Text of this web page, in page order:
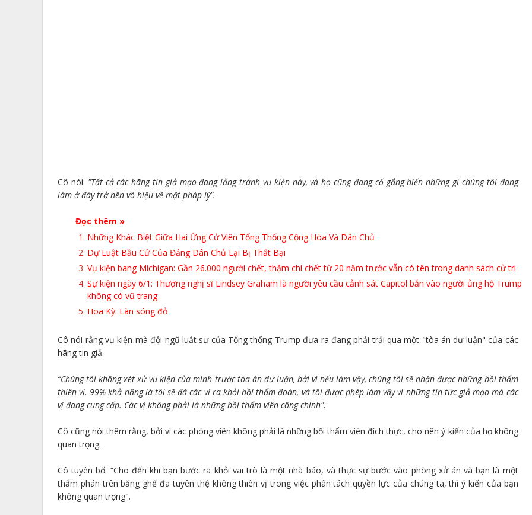
Cô nói: "Tất cả các hãng tin giả mạo đang lảng tránh vụ kiện này, và họ cũng đang cố gắng biến những gì chúng tôi đang
làm ở đây trở nên vô hiệu về mặt pháp lý".
Đọc thêm »
Những Khác Biệt Giữa Hai Ứng Cử Viên Tổng Thống Cộng Hòa Và Dân Chủ
Dự Luật Bầu Cử Của Đảng Dân Chủ Lại Bị Thất Bại
Vụ kiện bang Michigan: Gần 26.000 người chết, thậm chí chết từ 20 năm trước vẫn có tên trong danh sách cử tri
Sự kiện ngày 6/1: Thượng nghị sĩ Lindsey Graham là người yêu cầu cảnh sát Capitol bắn vào người ủng hộ Trump
không có vũ trang
Hoa Kỳ: Làn sóng đỏ
Cô nói rằng vụ kiện mà đội ngũ luật sư của Tổng thống Trump đưa ra đang phải trải qua một "tòa án dư luận" của các
hãng tin giả.
“Chúng tôi không xét xử vụ kiện của mình trước tòa án dư luận, bởi vì nếu làm vậy, chúng tôi sẽ nhận được những bồi thẩm
thiên vị. 99% khả năng là tôi sẽ đá các vị ra khỏi bồi thẩm đoàn, và tôi được phép làm vậy vì những tin tức giả mạo mà các
vị đang cung cấp. Các vị không phải là những bồi thẩm viên công chính".
Cô cũng nói thêm rằng, bởi vì các phóng viên không phải là những bồi thẩm viên đích thực, cho nên ý kiến ​​của họ không
quan trọng.
Cô tuyên bố: “Cho đến khi bạn bước ra khỏi vai trò là một nhà báo, và thực sự bước vào phòng xử án và bạn là một
thẩm phán trên băng ghế đã tuyên thệ không thiên vị trong việc phân tách quyền lực của chúng ta, thì ý kiến ​​của bạn
không quan trọng".